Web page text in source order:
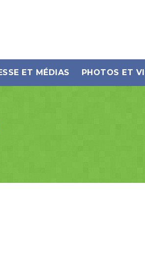
ET MÉDIAS PHOTOS ET